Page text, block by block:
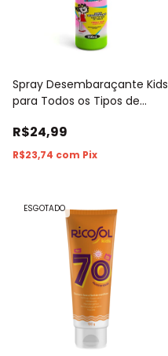
Spray Desembaraçante Kids
para Todos os Tipos de
R$24,99
R$23,74 com Pix
ESGOTADO